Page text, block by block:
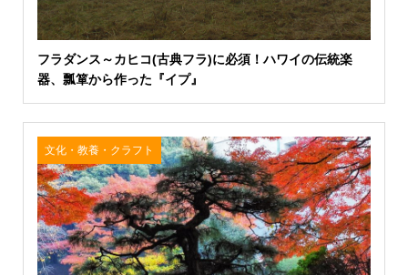
フラダンス～カヒコ(古典フラ)に必須！ハワイの伝統楽
器、瓢箪から作った『イプ』
文化・教養・クラフト